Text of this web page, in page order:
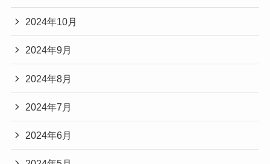
2024年10月
2024年9月
2024年8月
2024年7月
2024年6月